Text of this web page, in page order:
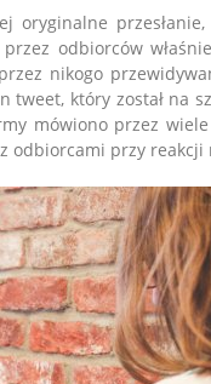
oryginalne
odbiorców
nikogo
który został na
mówiono przez
odbiorcami przy reakcji